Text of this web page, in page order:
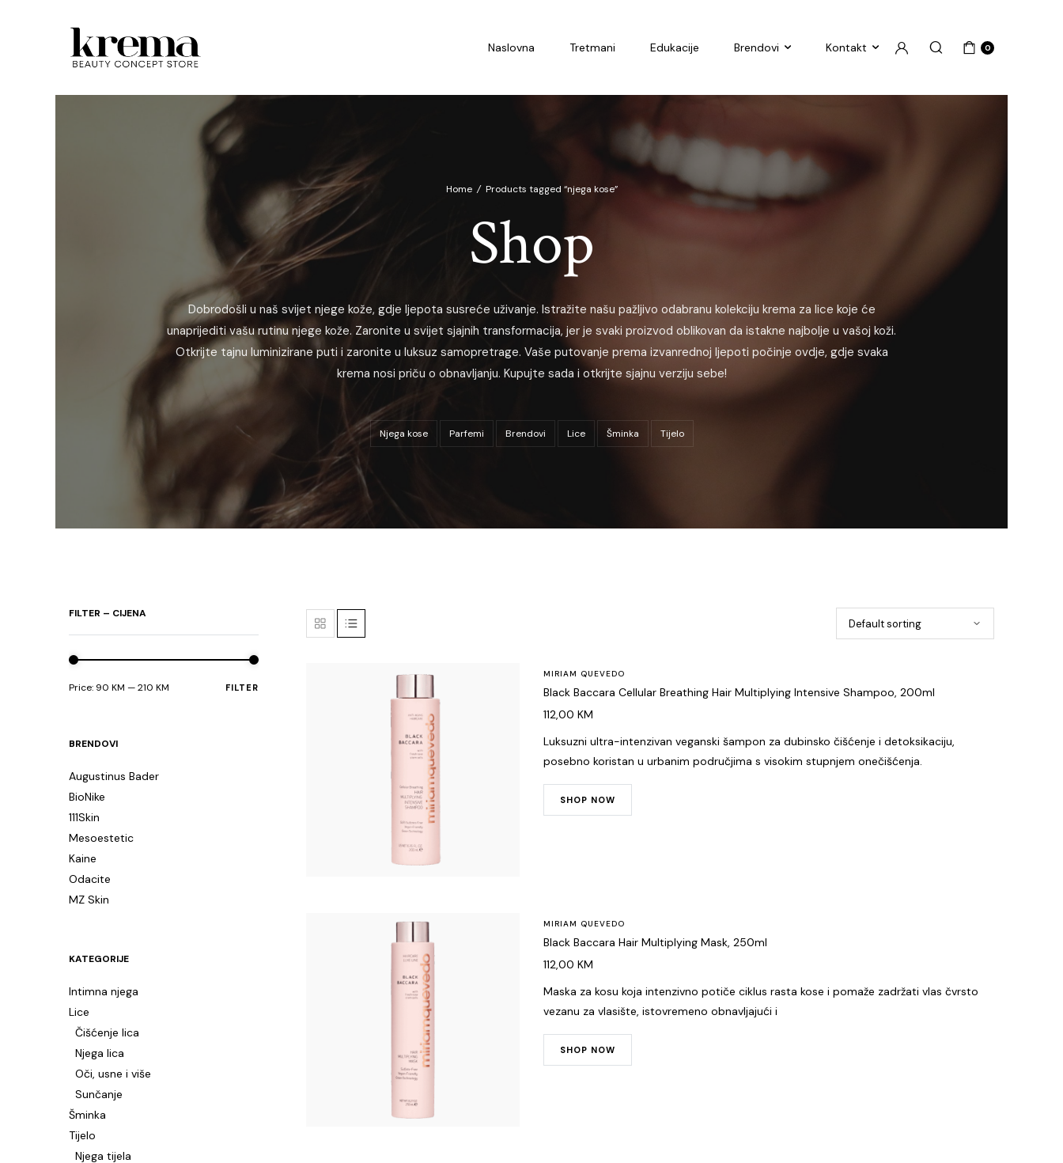
Naslovna Tretmani Edukacije Brendovi Kontakt 0
Home / Products tagged “njega kose”
Shop
Dobrodošli u naš svijet njege kože, gdje ljepota susreće uživanje. Istražite našu pažljivo odabranu kolekciju krema za lice koje će
unaprijediti vašu rutinu njege kože. Zaronite u svijet sjajnih transformacija, jer je svaki proizvod oblikovan da istakne najbolje u vašoj koži.
Otkrijte tajnu luminizirane puti i zaronite u luksuz samopretrage. Vaše putovanje prema izvanrednoj ljepoti počinje ovdje, gdje svaka
krema nosi priču o obnavljanju. Kupujte sada i otkrijte sjajnu verziju sebe!
Njega kose Parfemi Brendovi Lice Šminka Tijelo
FILTER – CIJENA
Min
Max
FILTER
Price: 90 KM —210 KM
BRENDOVI
Augustinus Bader
BioNike
111Skin
Mesoestetic
Kaine
Odacite
MZ Skin
KATEGORIJE
Intimna njega
Lice
Čišćenje lica
Njega lica
Oči, usne i više
Sunčanje
Šminka
Tijelo
Njega tijela
MIRIAM QUEVEDO
Black Baccara Cellular Breathing Hair Multiplying Intensive Shampoo, 200ml
112,00 KM
Luksuzni ultra-intenzivan veganski šampon za dubinsko čišćenje i detoksikaciju,
posebno koristan u urbanim područjima s visokim stupnjem onečišćenja.
SHOP NOW
MIRIAM QUEVEDO
Black Baccara Hair Multiplying Mask, 250ml
112,00 KM
Maska za kosu koja intenzivno potiče ciklus rasta kose i pomaže zadržati vlas čvrsto
vezanu za vlasište, istovremeno obnavljajući i
SHOP NOW